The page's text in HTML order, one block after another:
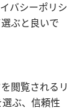
バシーポリシ
ぶと良いで
閲覧されるリ
ぶ、信頼性